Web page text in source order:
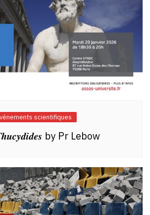
scientifiques
by Pr Lebow